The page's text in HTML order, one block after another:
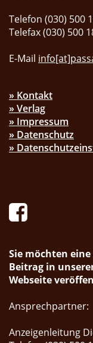
Telefon (030) 500
Telefax (030) 500
E-Mail
» Kontakt
» Verlag
» Impressum
» Datenschutz
»
Sie möchten
Beitrag in
Webseite
Ansprechpartner:
Anzeigenleitung